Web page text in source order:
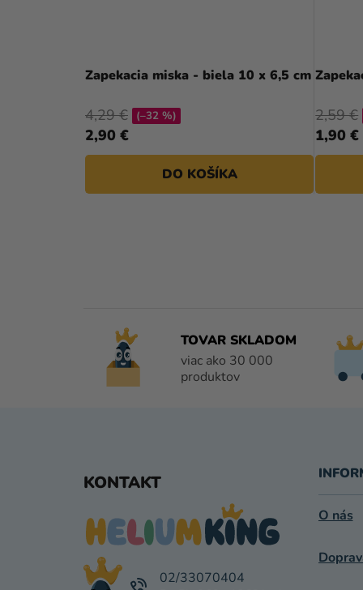
Zapekacia miska - biela 10 x 6,5 cm
2,90 €
4,29 € (–32 %)
DO KOŠÍKA
1,90 €
2,59 €
TOVAR SKLADOM
viac ako 30 000
produktov
KONTAKT
02/33070404
O nás